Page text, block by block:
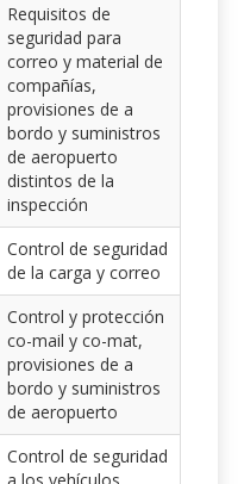
Requisitos de
seguridad para
correo y material de
compañías,
provisiones de a
bordo y suministros
de aeropuerto
distintos de la
inspección
Control de seguridad
de la carga y correo
Control y protección
co-mail y co-mat,
provisiones de a
bordo y suministros
de aeropuerto
Control de seguridad